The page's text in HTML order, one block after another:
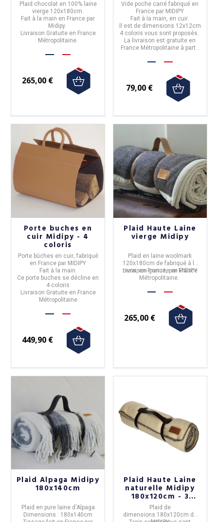
Plaid chocolat en 100% laine
vierge 120x180cm.
Fait à la main en France par
Midipy.
Livraison Gratuite en France
Métropolitaine.
265,00 €
Vide poche carréfabriqué en
France par MIDIPY
Fait à la main, en cuir.
Il est de dimensions 12x12cm
4 coloris vous sont proposés.
La livraison est gratuite en
France Métropolitaine à partir
79,00 €
Porte buches en
cuir Midipy - 4
coloris
Porte bûches en cuir, fabriqué
en France par MIDIPY
Fait à la main.
Ce porte buches se décline en
4 coloris
Livraison Gratuite en France
Métropolitaine
449,90 €
Plaid Haute Laine
vierge Midipy
Plaid en lainewoolmark
120x180cm de fabriqué à la
main, en France, par MIDIPY
Livraison gratuite en France
Métropolitaine.
265,00 €
Plaid Alpaga Midipy
180x140cm
Plaid en pure laine d'Alpaga
Dimensions : 180x140cm
Plaid Haute Laine
naturelle Midipy
180x120cm - 3
coloris
Plaid de
dimensions 180x120cm de